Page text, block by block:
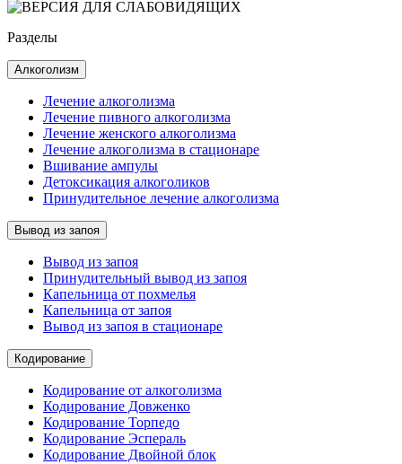
Разделы
Алкоголизм
Лечение алкоголизма
Лечение пивного алкоголизма
Лечение женского алкоголизма
Лечение алкоголизма в стационаре
Вшивание ампулы
Детоксикация алкоголиков
Принудительное лечение алкоголизма
Вывод из запоя
Вывод из запоя
Принудительный вывод из запоя
Капельница от похмелья
Капельница от запоя
Вывод из запоя в стационаре
Кодирование
Кодирование от алкоголизма
Кодирование Довженко
Кодирование Торпедо
Кодирование Эспераль
Кодирование Двойной блок